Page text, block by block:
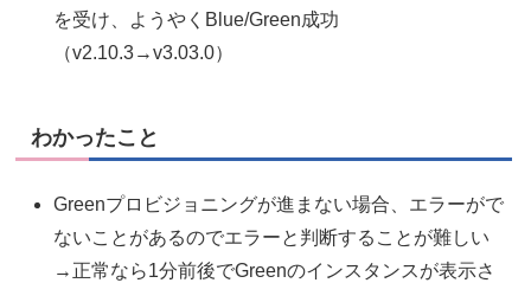
を受け、ようやくBlue/Green成功
（v2.10.3→v3.03.0）
わかったこと
Greenプロビジョニングが進まない場合、エラーがで
ないことがあるのでエラーと判断することが難しい
→正常なら1分前後でGreenのインスタンスが表示さ